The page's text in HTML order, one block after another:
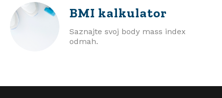
BMI kalkulator
Saznajte svoj body mass index
odmah.